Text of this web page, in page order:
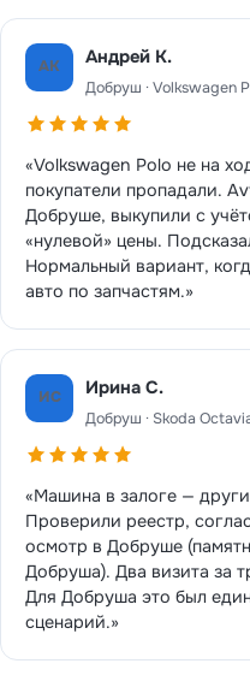
АК Андрей К.
Добруш · Volkswagen
«Volkswagen Polo не на
покупатели пропадали.
Добруше, выкупили с
«нулевой» цены.
Нормальный вариант,
авто по запчастям.»
ИС Ирина С.
Добруш · Skoda
«Машина в залоге —
Проверили реестр,
осмотр в Добруше
Добруша). Два визита за
Для Добруша это был
сценарий.»